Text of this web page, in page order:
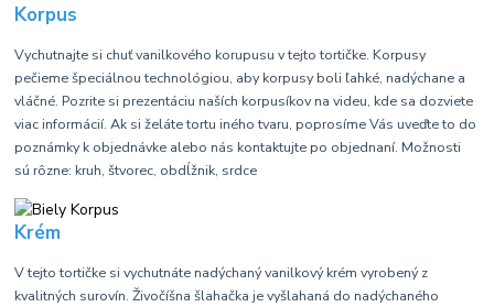
Korpus
Vychutnajte si chuť vanilkového korupusu v tejto tortičke. Korpusy
pečieme špeciálnou technológiou, aby korpusy boli ľahké, nadýchane a
vláčné. Pozrite si prezentáciu naších korpusíkov na videu, kde sa dozviete
viac informácií. Ak si želáte tortu iného tvaru, poprosíme Vás uveďte to do
poznámky k objednávke alebo nás kontaktujte po objednaní. Možnosti
sú rôzne: kruh, štvorec, obdĺžnik, srdce
Krém
V tejto tortičke si vychutnáte nadýchaný vanilkový krém vyrobený z
kvalitných surovín. Živočíšna šlahačka je vyšlahaná do nadýchaného